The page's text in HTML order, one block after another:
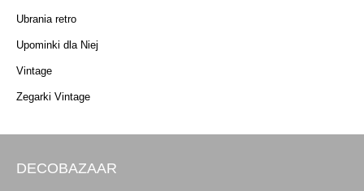
Ubrania retro
Upominki dla Niej
Vintage
Zegarki Vintage
DECOBAZAAR